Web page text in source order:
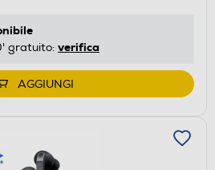
gratuito: verifica
AGGIUNGI